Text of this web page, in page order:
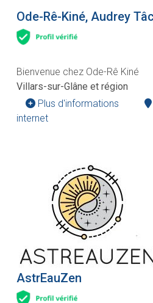
Ode-Rê-Kiné, Audrey
Bienvenue chez Ode-Rê Kiné
Villars-sur-Glâne et région
Plus d'informations
internet
AstrEauZen